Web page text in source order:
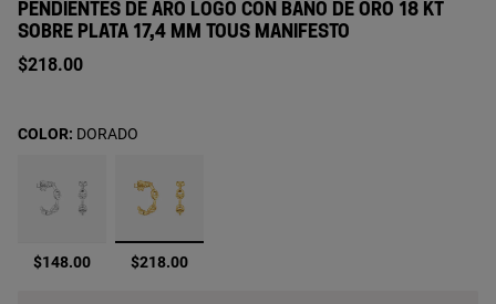
PENDIENTES DE ARO LOGO CON BAÑO DE ORO 18 KT
SOBRE PLATA 17,4 MM TOUS MANIFESTO
$218.00
$148.00 seleccionado
$218.00
COLOR: DORADO